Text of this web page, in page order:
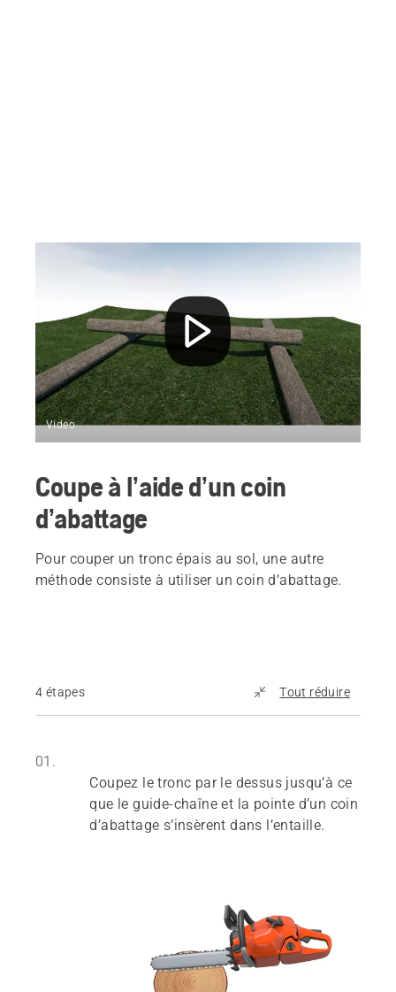
Video
Coupe à l’aide d’un coin
d’abattage
Pour couper un tronc épais au sol, une autre
méthode consiste à utiliser un coin d’abattage.
4 étapes Tout réduire
01.
Coupez le tronc par le dessus jusqu’à ce
que le guide-chaîne et la pointe d’un coin
d’abattage s’insèrent dans l’entaille.